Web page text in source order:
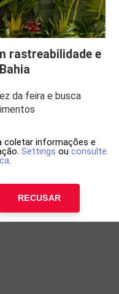
rastreabilidade e
da feira e busca
coletar informações e
Settings ou consulte
.
RECUSAR